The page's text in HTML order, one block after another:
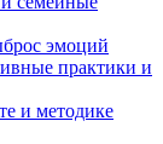
эмоций
практики и
и методике